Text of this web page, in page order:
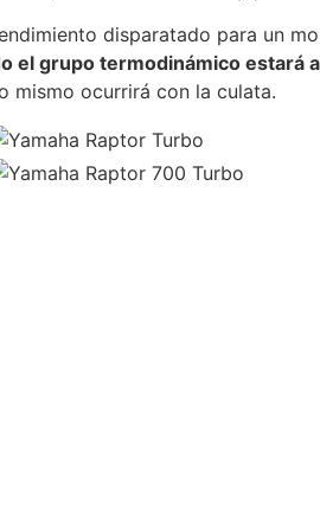
disparatado para un
el grupo termodinámico estará
mismo ocurrirá con la culata.